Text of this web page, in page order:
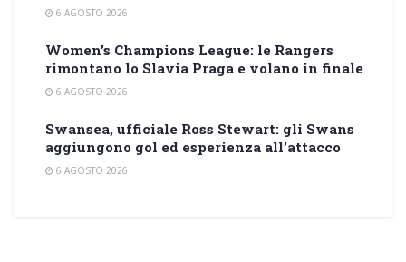
6 AGOSTO 2026
Women’s Champions League: le Rangers
rimontano lo Slavia Praga e volano in finale
6 AGOSTO 2026
Swansea, ufficiale Ross Stewart: gli Swans
aggiungono gol ed esperienza all’attacco
6 AGOSTO 2026